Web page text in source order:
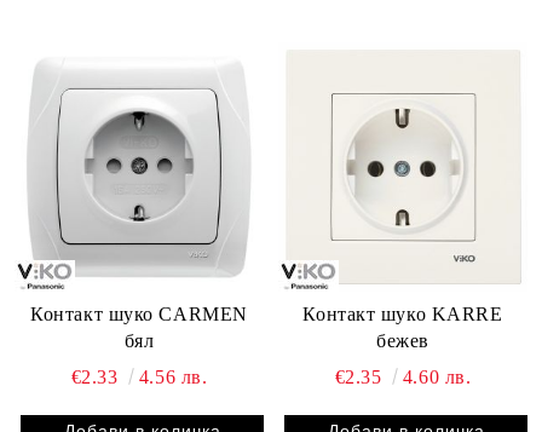
Контакт шуко CARMEN
бял
€2.33
4.56 лв.
Контакт шуко KARRE
бежев
€2.35
4.60 лв.